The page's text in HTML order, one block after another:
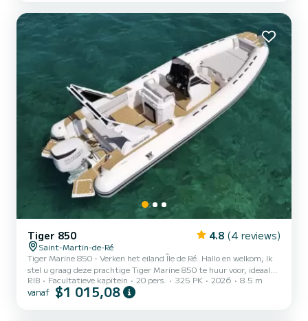
Tiger 850 4.8 (4 reviews)
Saint-Martin-de-Ré
Tiger Marine 850 - Verken het eiland Île de Ré. Hallo en welkom, Ik
stel u graag deze prachtige Tiger Marine 850 te huur voor, ideaal
om Île de Ré en omgeving veilig en comfortabel te verkennen.
Krachtig, ruim en zeer aangenaam om te varen, deze boot is
RIB Facultatieve kapitein 20 pers. 325 PK 2026 8.5 m
vanaf $1 015,08